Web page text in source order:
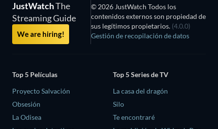
JustWatchThe
Streaming Guide
We are hiring!
© 2026 JustWatch Todos los
contenidos externos son propiedad de
sus legítimos propietarios. (4.0.0)
Gestión de recopilación de datos
Top 5 Películas
Proyecto Salvación
Obsesión
La Odisea
Top 5 Series de TV
La casa del dragón
Silo
Te encontraré